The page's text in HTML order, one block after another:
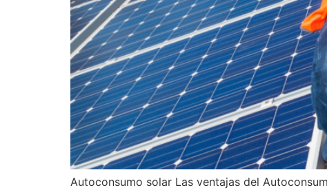
Autoconsumo solar Las ventajas del